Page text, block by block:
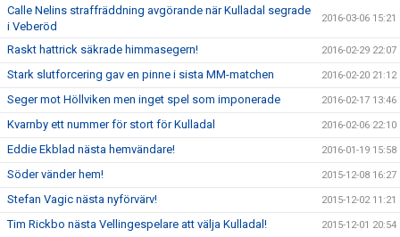
Calle Nelins straffräddning avgörande när Kulladal segrade
i Veberöd
2016-03-06 15:21
Raskt hattrick säkrade himmasegern! 2016-02-29 22:07
Stark slutforcering gav en pinne i sista MM-matchen 2016-02-20 21:12
Seger mot Höllviken men inget spel som imponerade 2016-02-17 13:46
Kvarnby ett nummer för stort för Kulladal 2016-02-06 22:10
Eddie Ekblad nästa hemvändare! 2016-01-19 15:58
Söder vänder hem! 2015-12-08 16:27
Stefan Vagic nästa nyförvärv! 2015-12-02 11:21
Tim Rickbo nästa Vellingespelare att välja Kulladal! 2015-12-01 20:54